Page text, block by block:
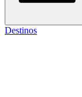
Destinos